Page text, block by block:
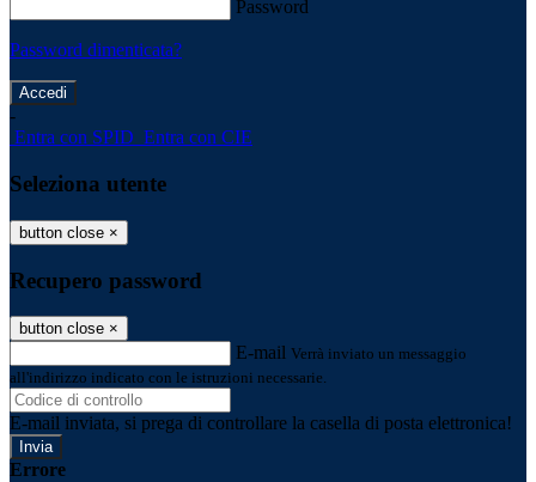
Password
Password dimenticata?
-
Entra con SPID Entra con CIE
Seleziona utente
button close ×
Recupero password
button close ×
E-mail Verrà inviato un messaggio
all'indirizzo indicato con le istruzioni necessarie.
E-mail inviata, si prega di controllare la casella di posta elettronica!
Errore